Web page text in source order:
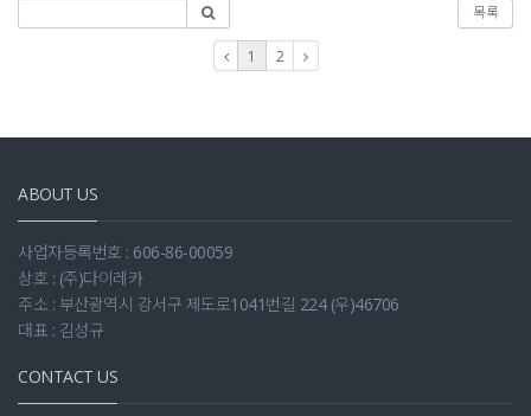
목록
1 2
ABOUT US
사업자등록번호 : 606-86-00059
상호 : (주)다이레카
주소 : 부산광역시 강서구 제도로1041번길 224 (우)46706
대표 : 김성규
CONTACT US